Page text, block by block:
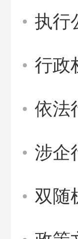
执行
行政
依法
涉企
双随